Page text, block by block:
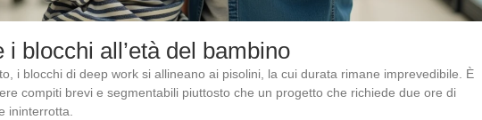
i blocchi all’età del bambino
i blocchi di deep work si allineano ai pisolini, la cui durata rimane imprevedibile. È
compiti brevi e segmentabili piuttosto che un progetto che richiede due ore di
ininterrotta.